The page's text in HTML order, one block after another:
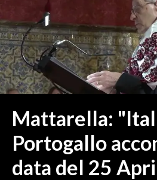
ORISTANO E PROVINCIA
SASSARI E PROVINCIA
GALLURA
NUORO E PROVINCIA
OGLIASTRA
ITALIA
MONDO
Mattarella:
Portogallo
data del 25